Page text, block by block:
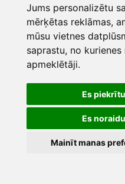
Jums personalizētu
mērķētas reklāmas,
mūsu vietnes
saprastu, no kurienes
apmeklētāji.
Es piekrītu
Es noraidu
Mainīt manas